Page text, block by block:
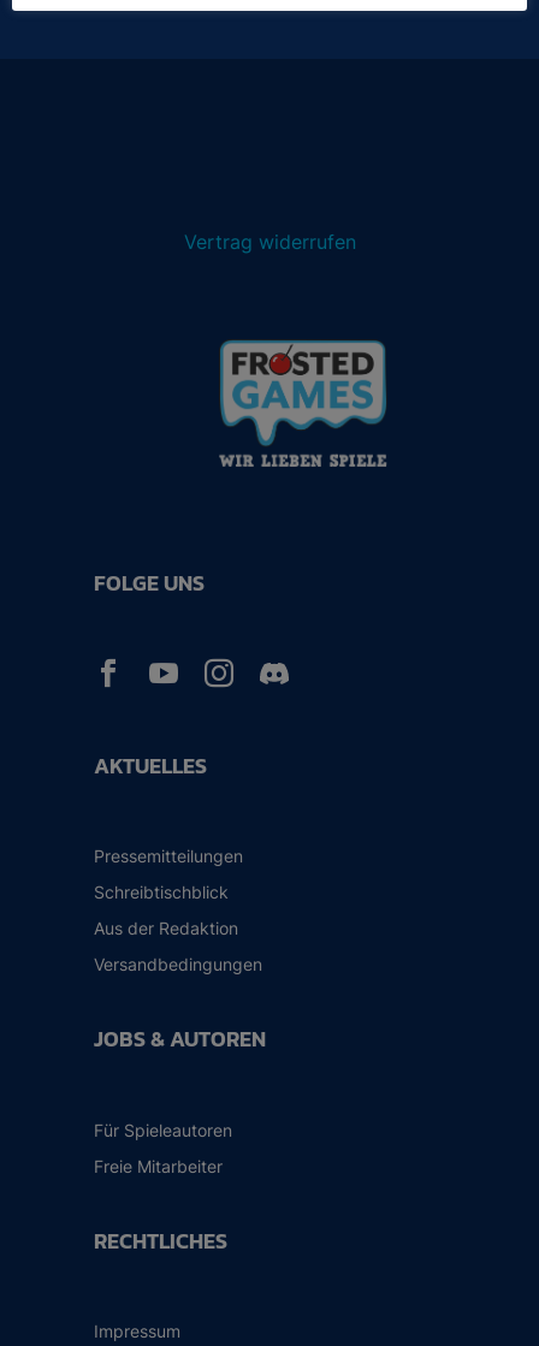
Vertrag widerrufen
AKTUELLES
Pressemitteilungen
Schreibtischblick
Aus der Redaktion
Versandbedingungen
JOBS & AUTOREN
Für Spieleautoren
Freie Mitarbeiter
RECHTLICHES
Impressum
FOLGE UNS
  